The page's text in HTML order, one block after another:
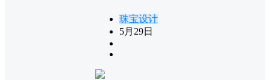
珠宝设计
5月29日